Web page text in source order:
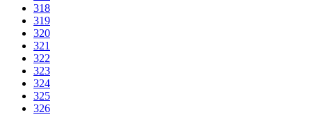
318
319
320
321
322
323
324
325
326